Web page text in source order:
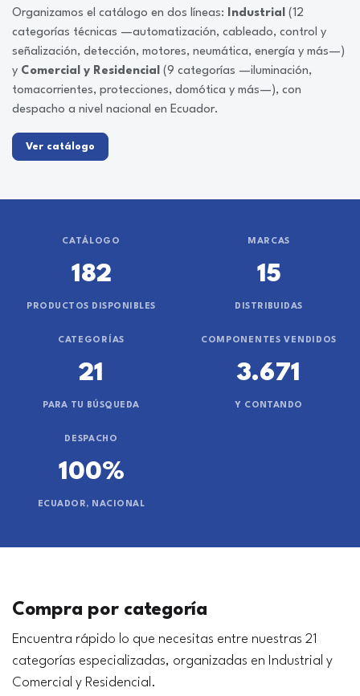
Organizamos el catálogo en dos líneas: Industrial (12
categorías técnicas —automatización, cableado, control y
señalización, detección, motores, neumática, energía y más—)
y Comercial y Residencial (9 categorías —iluminación,
tomacorrientes, protecciones, domótica y más—), con
despacho a nivel nacional en Ecuador.
Ver catálogo
CATÁLOGO
182
PRODUCTOS DISPONIBLES
MARCAS
15
DISTRIBUIDAS
CATEGORÍAS
21
PARA TU BÚSQUEDA
COMPONENTES VENDIDOS
3.671
Y CONTANDO
DESPACHO
100%
ECUADOR, NACIONAL
Compra por categoría
Encuentra rápido lo que necesitas entre nuestras 21
categorías especializadas, organizadas en Industrial y
Comercial y Residencial.